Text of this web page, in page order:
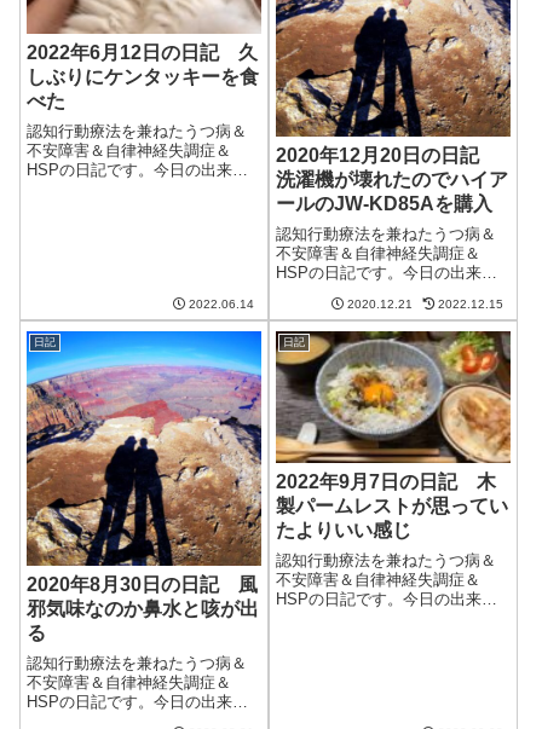
2022年6月12日の日記 久
しぶりにケンタッキーを食
べた
認知行動療法を兼ねたうつ病＆
不安障害＆自律神経失調症＆
HSPの日記です。今日の出来事
2022.06.14
2020年12月20日の日記
洗濯機が壊れたのでハイア
ールのJW-KD85Aを購入
認知行動療法を兼ねたうつ病＆
不安障害＆自律神経失調症＆
HSPの日記です。今日の出来事
低く、風もあって冷たく感じ
る。日差しはあたたかいのだけ
ど、まさに冬本番といったとこ
ろか。週間予報を見るとどうや
ら元旦がかなり寒い...
2020.12.21 2022.12.15
日記
2020年8月30日の日記 風
邪気味なのか鼻水と咳が出
る
認知行動療法を兼ねたうつ病＆
不安障害＆自律神経失調症＆
HSPの日記です。今日の出来事
日記
2022年9月7日の日記 木
製パームレストが思ってい
たよりいい感じ
認知行動療法を兼ねたうつ病＆
不安障害＆自律神経失調症＆
HSPの日記です。今日の出来事